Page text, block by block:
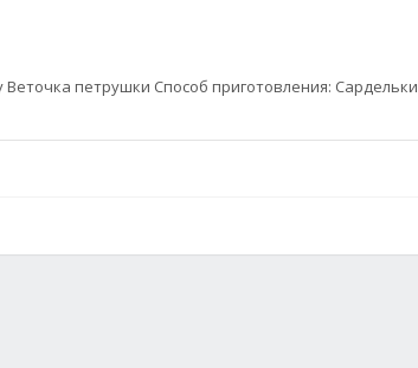
петрушки Способ приготовления: Сардельки